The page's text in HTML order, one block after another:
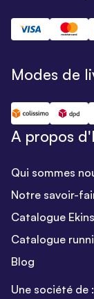
Modes de
A propos
Qui sommes
Notre savoir-
Catalogue
Catalogue
Blog
Une société de :